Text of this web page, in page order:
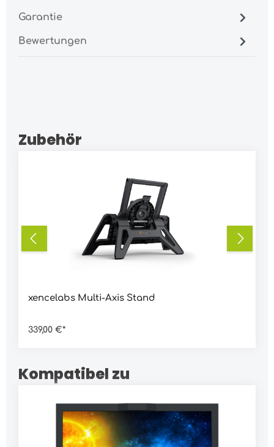
Garantie
Bewertungen
Zubehör
xencelabs Multi-Axis Stand
339,00 €*
Kompatibel zu